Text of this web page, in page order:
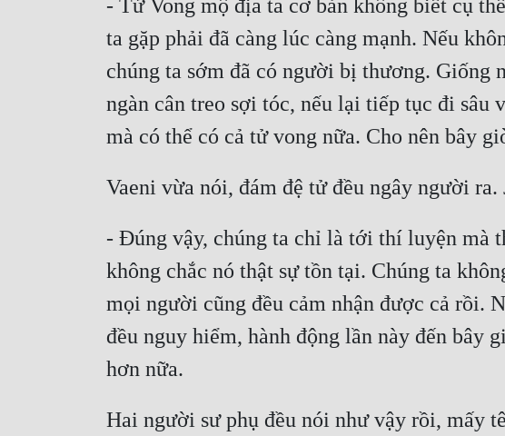
- Tử Vong mộ địa ta cơ bản không biết cụ
ta gặp phải đã càng lúc càng mạnh. Nếu
chúng ta sớm đã có người bị thương. Giống
ngàn cân treo sợi tóc, nếu lại tiếp tục đi sâu
mà có thể có cả tử vong nữa. Cho nên bây
Vaeni vừa nói, đám đệ tử đều ngây người ra.
- Đúng vậy, chúng ta chỉ là tới thí luyện mà
không chắc nó thật sự tồn tại. Chúng ta
mọi người cũng đều cảm nhận được cả rồi.
đều nguy hiểm, hành động lần này đến bây
hơn nữa.
Hai người sư phụ đều nói như vậy rồi, mấy